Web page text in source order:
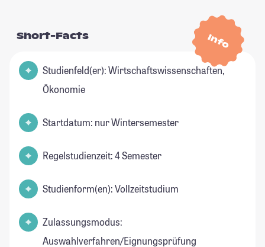
Info
Short-Facts
Studienfeld(er): Wirtschaftswissenschaften,
Ökonomie
Startdatum: nur Wintersemester
Regelstudienzeit: 4 Semester
Studienform(en): Vollzeitstudium
Zulassungsmodus:
Auswahlverfahren/Eignungsprüfung